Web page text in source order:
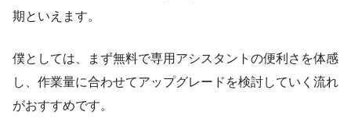
期といえます。
僕としては、まず無料で専用アシスタントの便利さを体感
し、作業量に合わせてアップグレードを検討していく流れ
がおすすめです。